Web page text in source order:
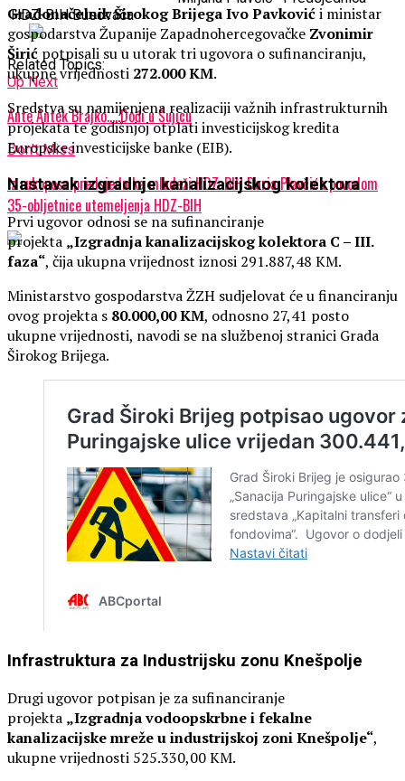
HDZ-BIH Busovača
Related Topics:
Up Next
Ante Antek Brajko…..Dođi u Šujicu
Don't Miss
Iz rukoposa predsjednika mladeži HDZ-BIH Daria Plavčića povodom
35-obljetnice utemeljenja HDZ-BIH
Gradonačelnik Širokog BrijegaIvo Pavkovići ministar
gospodarstva Županije Zapadnohercegovačke Zvonimir
Širić potpisali su u utorak tri ugovora o sufinanciranju,
ukupne vrijednosti 272.000 KM.
Sredstva su namijenjena realizaciji važnih infrastrukturnih
projekata te godišnjoj otplati investicijskog kredita
Europske investicijske banke (EIB).
Nastavak izgradnje kanalizacijskog kolektora
Prvi ugovor odnosi se na sufinanciranje
projekta „Izgradnja kanalizacijskog kolektora C – III.
faza“, čija ukupna vrijednost iznosi 291.887,48 KM.
Ministarstvo gospodarstva ŽZH sudjelovat će u financiranju
ovog projekta s 80.000,00 KM, odnosno 27,41 posto
ukupne vrijednosti, navodi se na službenoj stranici Grada
Širokog Brijega.
Infrastruktura za Industrijsku zonu Knešpolje
Drugi ugovor potpisan je za sufinanciranje
projekta „Izgradnja vodoopskrbne i fekalne
kanalizacijske mreže u industrijskoj zoni Knešpolje“,
ukupne vrijednosti 525.330,00 KM.